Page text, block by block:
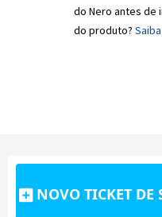
do Nero antes de
do produto?
NOVO TICKET DE